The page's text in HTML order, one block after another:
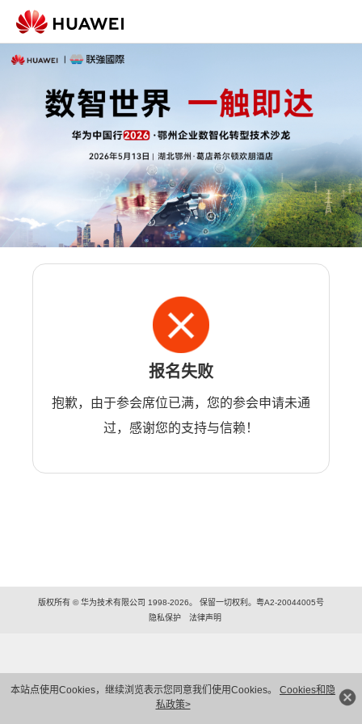
本站点使用Cookies，继续浏览表示您同意我们使用Cookies。 Cookies和隐
私政策>
报名失败
抱歉，由于参会席位已满，您的参会申请未通
过，感谢您的支持与信赖！
版权所有 © 华为技术有限公司 1998-2026。 保留一切权利。粤A2-20044005号
隐私保护
法律声明